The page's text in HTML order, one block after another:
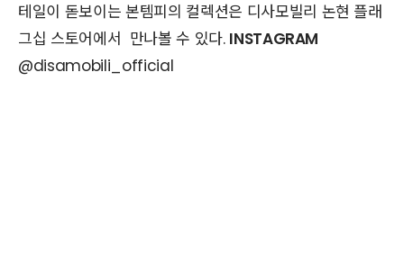
테일이 돋보이는 본템피의 컬렉션은 디사모빌리 논현 플래
그십 스토어에서 만나볼 수 있다. INSTAGRAM
@disamobili_official